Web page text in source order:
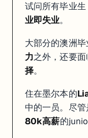
试问所有毕业
业即失业。
大部分的澳洲
力之外，还要
择。
住在墨尔本的
中的一员。尽
80k高薪的